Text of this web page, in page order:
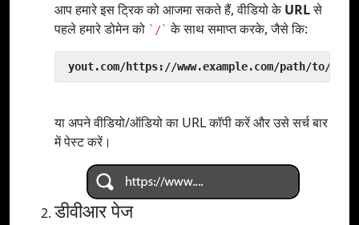
आप हमारे इस ट्रिक को आजमा सकते हैं, वीडियो केURLसे
पहले हमारे डोमेन को `/` के साथ समाप्त करके, जैसे कि:
yout.com/https://www.example.com/path/to/
या अपने वीडियो/ऑडियो का URL कॉपी करें और उसे सर्च बार
में पेस्ट करें।
डीवीआर पेज